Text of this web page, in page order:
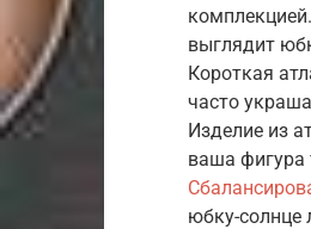
выглядит
Короткая
часто
Изделие из
ваша фигура
юбку-солнце